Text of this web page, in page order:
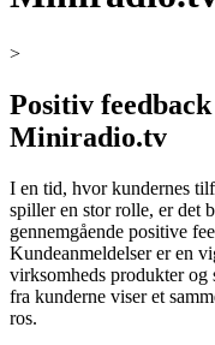
>
Positiv
Miniradio.tv
I en tid, hvor kundernes
spiller en stor rolle, er det
gennemgående positive
Kundeanmeldelser er en
virksomheds produkter og
fra kunderne viser et
ros.